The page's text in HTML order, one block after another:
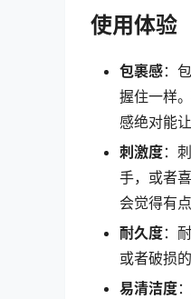
使用体验
包裹感：
握住一样
感绝对能让
刺激度：
手，或者
会觉得有
耐久度：
或者破损
易清洁度